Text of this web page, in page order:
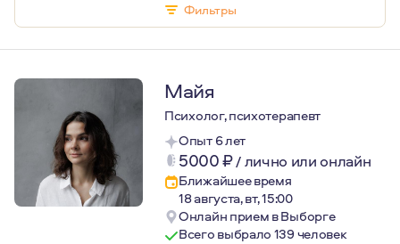
Фильтры
Майя
Психолог, психотерапевт
Опыт 6 лет
5000₽/лично или онлайн
Ближайшее время
18 августа, вт, 15:00
Онлайн прием в Выборге
Всего выбрало 139 человек